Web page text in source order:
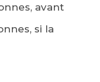
avant
si la